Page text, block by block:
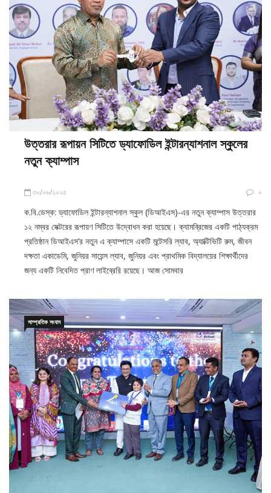
উত্তরার রূপায়ন সিটিতে ড্যাফোডিল ইন্টারন্যাশনাল স্কুলের
নতুন ক্যাম্পাস
ক.বি.ডেস্ক: ড্যাফোডিল ইন্টারন্যাশনাল স্কুল (ডিআইএস)-এর নতুন ক্যাম্পাস উত্তরার
১২ নম্বর সেক্টরের রূপায়ণ সিটিতে উদ্বোধন করা হয়েছে। ক্যামব্রিজের একটি পাঠ্যক্রম
প্রতিষ্ঠান ডিআইএস’র নতুন এ ক্যাম্পাসে একটি মন্টেসরি ল্যাব, অ্যাক্টিভিটি রুম, জীবন
দক্ষতা একাডেমি, জুনিয়র সায়েন্স ল্যাব, জুনিয়র এবং প্রাথমিক বিদ্যালয়ের শিক্ষার্থীদের
জন্য একটি নিবেদিত প্রাণ লাইব্রেরি রয়েছে। আজ সোমবার
সাম্প্রতিক সংবাদ